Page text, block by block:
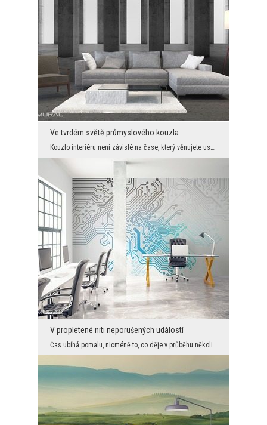
Ve tvrdém světě průmyslového kouzla
Kouzlo interiéru není závislé na čase, který věnujete uspořádání designu nebo výběru vhodných pro...
V propletené niti neporušených událostí
Čas ubíhá pomalu, nicméně to, co děje v průběhu několik dnů, pro některé to může být propast, kt...